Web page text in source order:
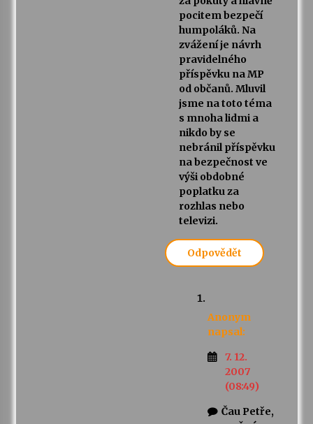
pocitem bezpečí
humpoláků. Na
zvážení je návrh
pravidelného
příspěvku na MP
od občanů. Mluvil
jsme na toto téma
s mnoha lidmi a
nikdo by se
nebránil příspěvku
na bezpečnost ve
výši obdobné
poplatku za
rozhlas nebo
televizi.
Odpovědět
Anonym
napsal:
7. 12.
2007
(08:49)
Čau Petře,